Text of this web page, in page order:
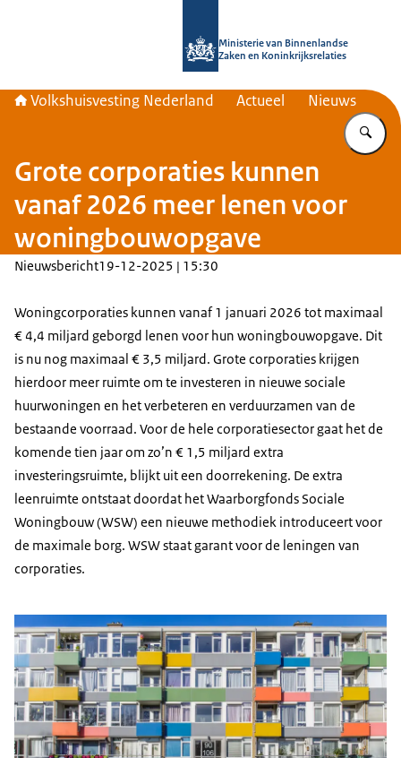
Ministerie van Binnenlandse
Zaken en Koninkrijksrelaties
Volkshuisvesting Nederland Actueel Nieuws
Grote corporaties kunnen
vanaf 2026 meer lenen voor
woningbouwopgave
Nieuwsbericht19-12-2025 | 15:30
Woningcorporaties kunnen vanaf 1 januari 2026 tot maximaal
€ 4,4 miljard geborgd lenen voor hun woningbouwopgave. Dit
is nu nog maximaal € 3,5 miljard. Grote corporaties krijgen
hierdoor meer ruimte om te investeren in nieuwe sociale
huurwoningen en het verbeteren en verduurzamen van de
bestaande voorraad. Voor de hele corporatiesector gaat het de
komende tien jaar om zo’n € 1,5 miljard extra
investeringsruimte, blijkt uit een doorrekening. De extra
leenruimte ontstaat doordat het Waarborgfonds Sociale
Woningbouw (WSW) een nieuwe methodiek introduceert voor
de maximale borg. WSW staat garant voor de leningen van
corporaties.